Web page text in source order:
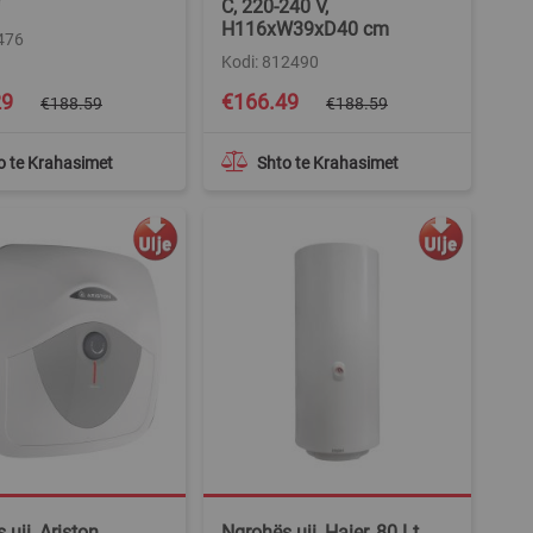
te Krahasimet
€188.59
C, 220-240 V,
H116xW39xD40 cm
Kodi: 812490
Shto te Krahasimet
Special
Price
€166.49 €188.59